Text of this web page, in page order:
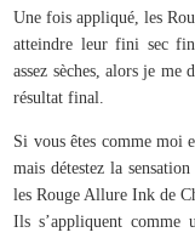
Une fois appliqué, les
atteindre leur fini sec
assez sèches, alors je me
résultat final.
Si vous êtes comme moi
mais détestez la
les Rouge Allure Ink de
Ils s’appliquent comme